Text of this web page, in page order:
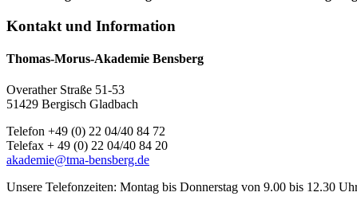
Kontakt und Information
Thomas-Morus-Akademie Bensberg
Overather Straße 51-53
51429 Bergisch Gladbach
Telefon +49 (0) 22 04/40 84 72
Telefax + 49 (0) 22 04/40 84 20
akademie@tma-bensberg.de
Unsere Telefonzeiten: Montag bis Donnerstag von 9.00 bis 12.30